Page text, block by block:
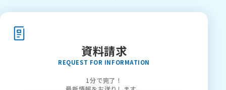
資料請求
REQUEST FOR INFORMATION
1分で完了！